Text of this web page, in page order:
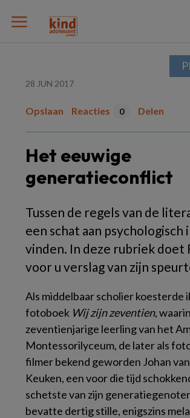
28 JUN 2017
Opslaan Reacties 0 Delen
Het eeuwige
generatieconflict
Tussen de regels van de
een schat aan psychologisch
vinden. In deze rubriek doet
voor u verslag van zijn
Als middelbaar scholier koesterde
fotoboek Wij zijn zeventien,
zeventienjarige leerling van het
Montessorilyceum, de later als
filmer bekend geworden Johan
Keuken, een voor die tijd
schetste van zijn
bevatte dertig stille, enigszins